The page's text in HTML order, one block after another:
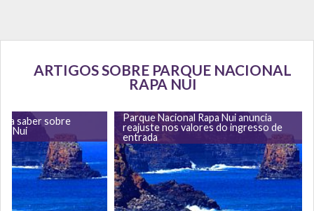
ARTIGOS SOBRE PARQUE NACIONAL
RAPA NUI
saber sobre
Nui
Parque Nacional Rapa Nui anuncia
reajuste nos valores do ingresso de
entrada